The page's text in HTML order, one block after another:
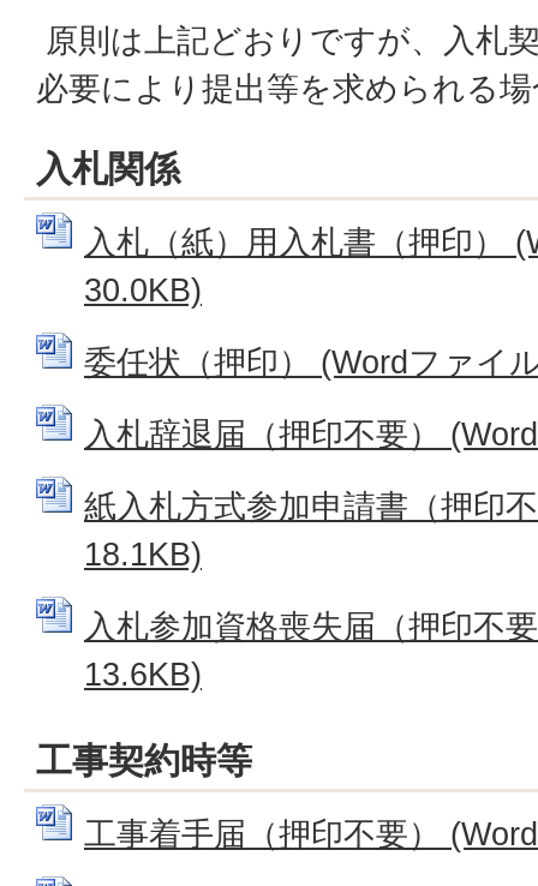
原則は上記どおりですが、入札
必要により提出等を求められる
入札関係
入札（紙）用入札書（押印）
30.0KB)
委任状（押印） (Wordファイ
入札辞退届（押印不要）
紙入札方式参加申請書（押印
18.1KB)
入札参加資格喪失届（押印不
13.6KB)
工事契約時等
工事着手届（押印不要）